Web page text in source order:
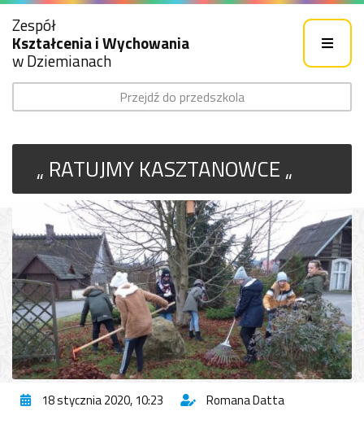
Zespół
Kształcenia i Wychowania
w Dziemianach
Przejdź do przedszkola
„ RATUJMY KASZTANOWCE „
18 stycznia 2020, 10:23 Romana Datta